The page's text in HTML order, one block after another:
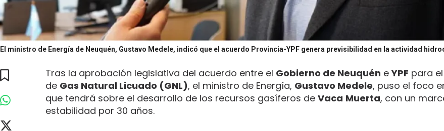
El ministro de Energía de Neuquén, Gustavo Medele, indicó que el acuerdo Provincia-YPF genera previsibilidad en la actividad
Tras la aprobación legislativa del acuerdo entre el Gobierno de Neuquén eYPF para
de Gas Natural Licuado (GNL), el ministro de Energía, Gustavo Medele, puso el foco
que tendrá sobre el desarrollo de los recursos gasíferos de Vaca Muerta, con un
estabilidad por 30 años.